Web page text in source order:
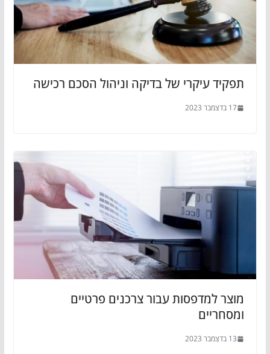
תפקיד עיקרי של בדיקה וניהול הסכם רכישה
17 בדצמבר 2023
מוצר למדפסות עבור צרכנים פרטיים
ומסחריים
13 בדצמבר 2023